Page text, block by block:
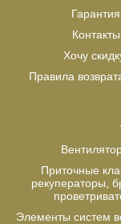
Гарантия
Контакты
Хочу
Правила
Приточные
рекуператоры,
Элементы систем